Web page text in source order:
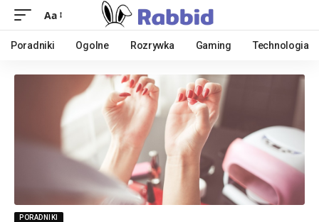
Aa
Poradniki Ogolne Rozrywka Gaming Technologia
PORADNIKI